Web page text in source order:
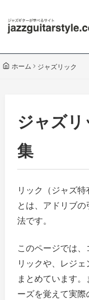
ホーム ジャズリック
ジャズ
集
リック（ジャズ
とは、アドリブ
法です。
このページでは
リックや、レジ
まとめています
ーズを覚えて実際